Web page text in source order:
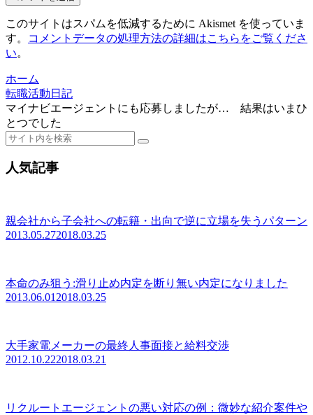
このサイトはスパムを低減するために Akismet を使っていま
す。
コメントデータの処理方法の詳細はこちらをご覧くださ
い。
ホーム
転職活動日記
マイナビエージェントにも応募しましたが… 結果はいまひ
とつでした
人気記事
親会社から子会社への転籍・出向で逆に立場を失うパターン
2013.05.272018.03.25
本命のみ狙う:滑り止め内定を断り無い内定になりました
2013.06.01 2018.03.25
大手家電メーカーの最終人事面接と給料交渉
2012.10.222018.03.21
リクルートエージェントの悪い対応の例：微妙な紹介案件や